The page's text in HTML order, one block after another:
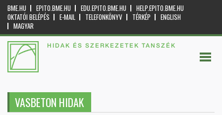
BME.HU EPITO.BME.HU EDU.EPITO.BME.HU
HELP.EPITO.BME.HU
OKTATÓI BELÉPÉS
E-MAIL TELEFONKÖNYV TÉRKÉP
ENGLISH
MAGYAR
HIDAK ÉS SZERKEZETEK TANSZÉK
VASBETON HIDAK